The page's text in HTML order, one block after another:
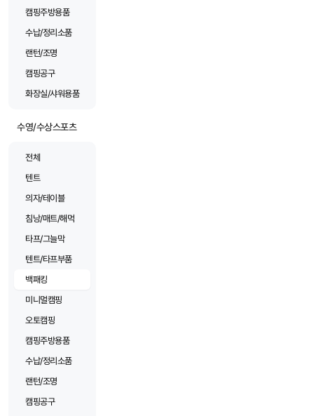
캠핑주방용품
수납/정리소품
랜턴/조명
캠핑공구
화장실/샤워용품
수영/수상스포츠
전체
텐트
의자/테이블
침낭/매트/해먹
타프/그늘막
텐트/타프부품
백패킹
미니멀캠핑
오토캠핑
캠핑주방용품
수납/정리소품
랜턴/조명
캠핑공구